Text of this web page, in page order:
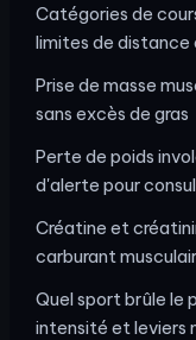
Catégories de
limites de distance
Prise de masse
sans excès de gras
Perte de poids
d'alerte pour
Créatine et
carburant
Quel sport brûle le
intensité et leviers